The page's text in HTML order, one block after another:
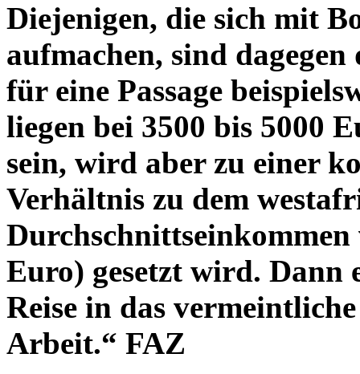
Diejenigen, die sich mit
aufmachen, sind
für eine Passage
liegen bei 3500 bis 5000
sein, wird aber zu einer
Verhältnis zu dem
Euro) gesetzt wird. Dann
Reise in das
Arbeit.“ FAZ